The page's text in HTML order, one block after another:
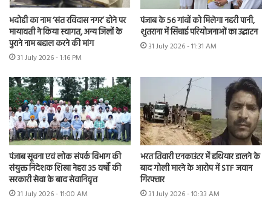
भदोही का नाम ‘संत रविदास नगर’ होने पर
मायावती ने किया स्वागत, अन्य जिलों के
पुराने नाम बहाल करने की मांग
31 July 2026 - 1:16 PM
पंजाब के 56 गांवों को मिलेगा नहरी पानी,
शुतराना में सिंचाई परियोजनाओं का उद्घाटन
31 July 2026 - 11:31 AM
पंजाब सूचना एवं लोक संपर्क विभाग की
संयुक्त निदेशक शिखा नेहरा 35 वर्षों की
सरकारी सेवा के बाद सेवानिवृत्त
31 July 2026 - 11:00 AM
भरत तिवारी एनकाउंटर में हथियार डालने के
बाद गोली मारने के आरोप में STF जवान
गिरफ्तार
31 July 2026 - 10:33 AM